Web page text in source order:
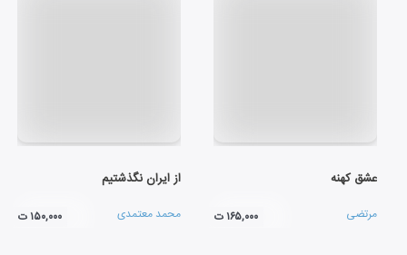
عشق کهنه
مرتضی ۱۶۵,۰۰۰ ت
از ایران نگذشتیم
محمد معتمدی ۱۵۰,۰۰۰ ت